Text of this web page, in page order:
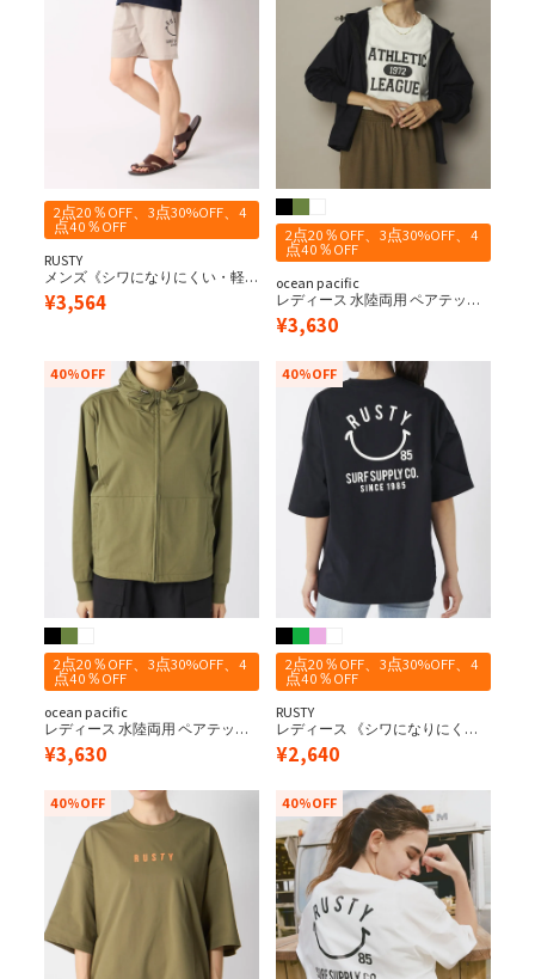
2点20％OFF、3点30%OFF、4
点40％OFF
RUSTY
メンズ《シワになりにくい・軽
量速乾・UPF50+≫ 水陸両用 ペア
テックス ニコちゃんショーツ
¥3,564
2点20％OFF、3点30%OFF、4
点40％OFF
ocean pacific
レディース 水陸両用 ペアテック
ス UVパーカー
¥3,630
2点20％OFF、3点30%OFF、4
点40％OFF
ocean pacific
レディース 水陸両用 ペアテック
ス UVパーカー
40%OFF
¥3,630
2点20％OFF、3点30%OFF、4
点40％OFF
RUSTY
レディース 《シワになりにく
い・軽量速乾・UPF50+≫ペアテ
ックス 水陸両用 バックニコちゃ
40%OFF
¥2,640
40%OFF 40%OFF